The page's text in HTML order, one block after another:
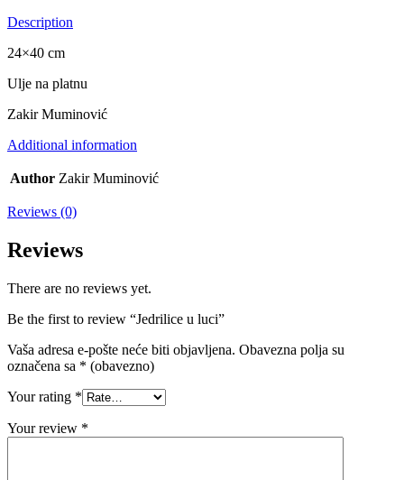
Description
24×40 cm
Ulje na platnu
Zakir Muminović
Additional information
Author Zakir Muminović
Reviews (0)
Reviews
There are no reviews yet.
Be the first to review “Jedrilice u luci”
Vaša adresa e-pošte neće biti objavljena. Obavezna polja su
označena sa * (obavezno)
Your rating *
Your review *